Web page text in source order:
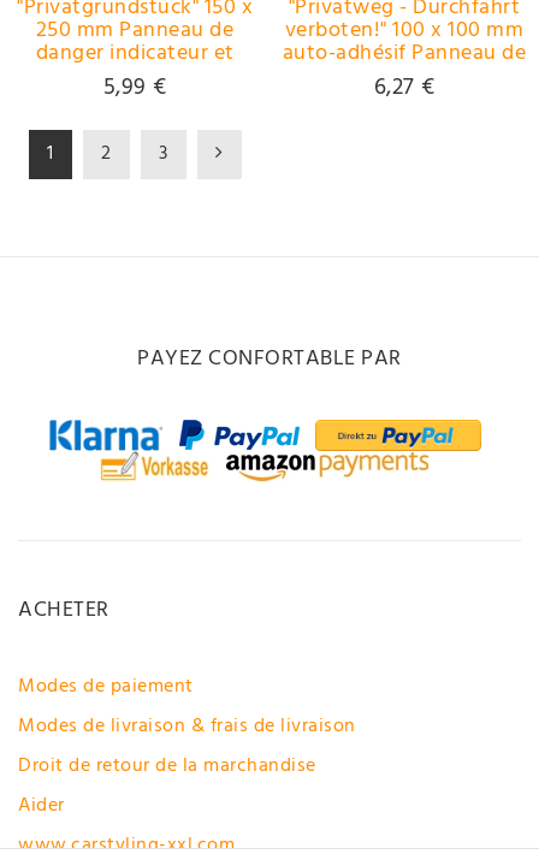
"Privatgrundstück" 150 x
250 mm Panneau de
danger indicateur et
d'interdiction PST-
plastique
5,99 €
"Privatweg - Durchfahrt
verboten!" 100 x 100 mm
auto-adhésif Panneau de
danger indicateur et
d'interdiction PVC-pur
6,27 €
1 2 3
PAYEZ CONFORTABLE PAR
ACHETER
Modes de paiement
Modes de livraison & frais de livraison
Droit de retour de la marchandise
Aider
www.carstyling-xxl.com